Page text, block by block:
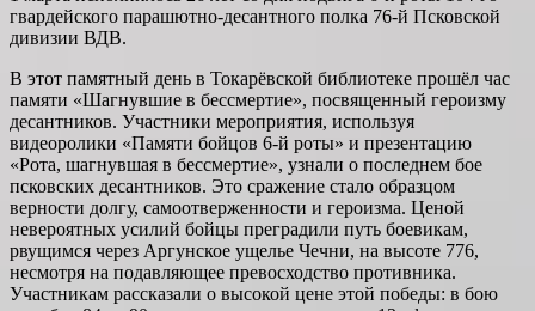
гвардейского парашютно-десантного полка 76-й Псковской
дивизии ВДВ.
В этот памятный день в Токарёвской библиотеке прошёл час
памяти «Шагнувшие в бессмертие», посвященный героизму
десантников. Участники мероприятия, используя
видеоролики «Памяти бойцов 6-й роты» и презентацию
«Рота, шагнувшая в бессмертие», узнали о последнем бое
псковских десантников. Это сражение стало образцом
верности долгу, самоотверженности и героизма. Ценой
невероятных усилий бойцы преградили путь боевикам,
рвущимся через Аргунское ущелье Чечни, на высоте 776,
несмотря на подавляющее превосходство противника.
Участникам рассказали о высокой цене этой победы: в бою